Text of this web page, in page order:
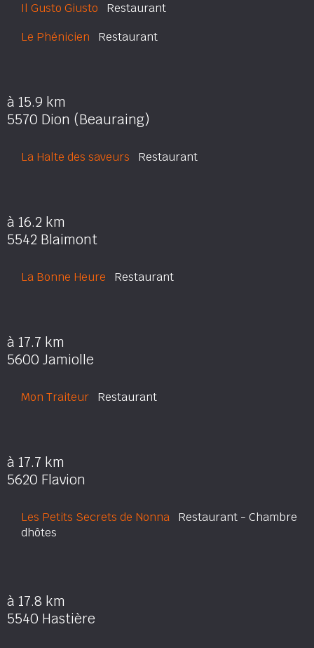
Il Gusto Giusto Restaurant
Le Phénicien Restaurant
à 15.9 km
5570 Dion (Beauraing)
La Halte des saveurs Restaurant
à 16.2 km
5542 Blaimont
La Bonne Heure Restaurant
à 17.7 km
5600 Jamiolle
Mon Traiteur Restaurant
à 17.7 km
5620 Flavion
Les Petits Secrets de Nonna Restaurant - Chambre
dhôtes
à 17.8 km
5540 Hastière